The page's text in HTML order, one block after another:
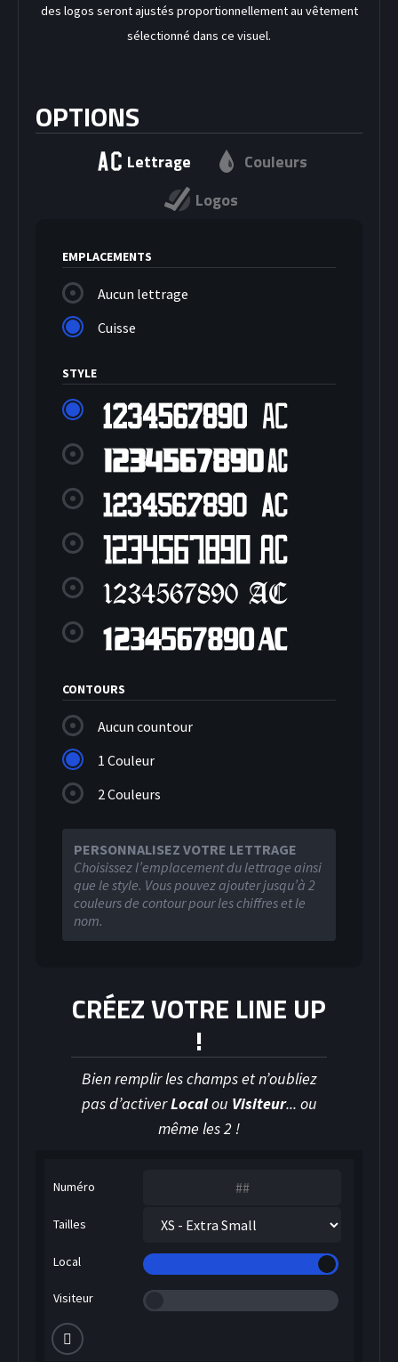
DEK HOCKEY
HOCKEY SUR GLACE
des logos seront ajustés proportionnellement au vêtement
sélectionné dans ce visuel.
OPTIONS
Lettrage
Couleurs
Logos
EMPLACEMENTS
Aucun lettrage
Cuisse
STYLE
CONTOURS
Aucun countour
1 Couleur
2 Couleurs
PERSONNALISEZ VOTRE LETTRAGE
Choisissez l’emplacement du lettrage ainsi
que le style. Vous pouvez ajouter jusqu’à 2
couleurs de contour pour les chiffres et le
nom.
CRÉEZ VOTRE LINE UP
!
Bien remplir les champs et n’oubliez
pas d’activerLocalou Visiteur... ou
même les 2 !
Numéro
Tailles
Local
Visiteur